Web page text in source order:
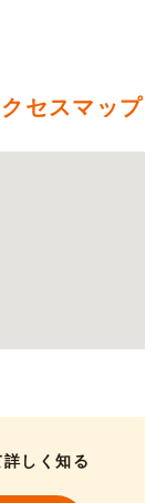
セスマップ
しく知る